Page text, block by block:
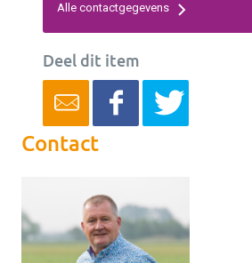
Alle contactgegevens
Deel dit item
Contact